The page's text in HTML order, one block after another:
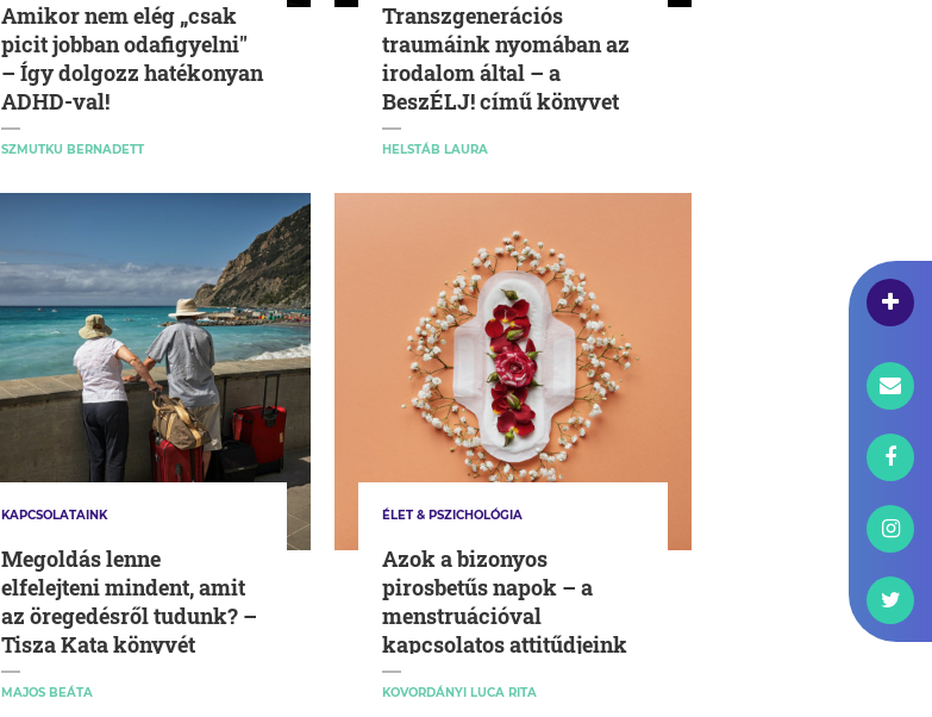
Amikor nem elég „csak
picit jobban odafigyelni"
– Így dolgozz hatékonyan
ADHD-val!
SZMUTKU BERNADETT
Transzgenerációs
traumáink nyomában az
irodalom által – a
BeszÉLJ! című könyvet
ajánljuk
HELSTÁB LAURA
KAPCSOLATAINK
Megoldás lenne
elfelejteni mindent, amit
az öregedésről tudunk? –
Tisza Kata könyvét
ajánljuk
MAJOS BEÁTA
ÉLET & PSZICHOLÓGIA
Azok a bizonyos
pirosbetűs napok – a
menstruációval
kapcsolatos attitűdjeink
és ezek hatása a nők
testképére
KOVORDÁNYI LUCA RITA